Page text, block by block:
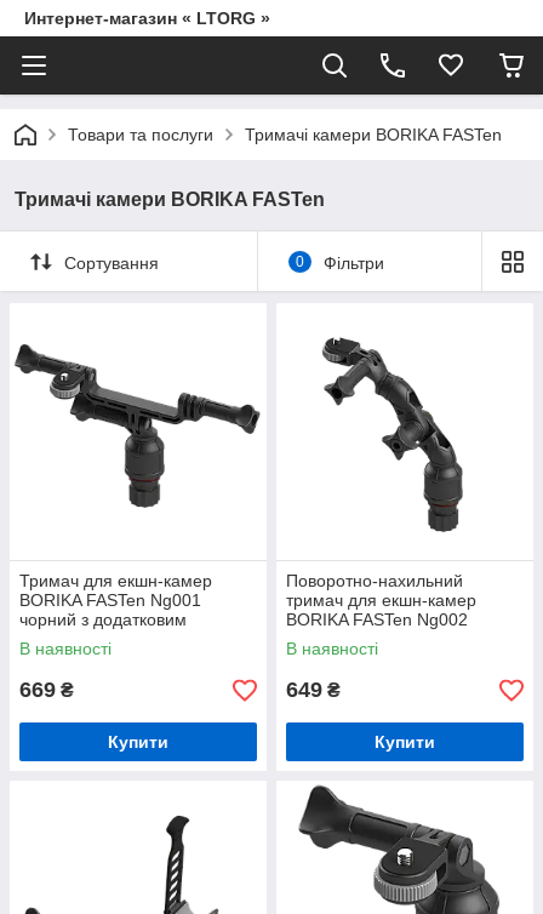
Интернет-магазин « LTORG »
Товари та послуги Тримачі камери BORIKA FASTen
Тримачі камери BORIKA FASTen
Сортування 0 Фільтри
Тримач для екшн-камер
BORIKA FASTen Ng001
чорний з додатковим
кріпленням для підсвітки
(01.05.001.01.01)
В наявності
669 ₴
Купити
Поворотно-нахильний
тримач для екшн-камер
BORIKA FASTen Ng002
чорний (01.05.002.02.01)
В наявності
649 ₴
Купити